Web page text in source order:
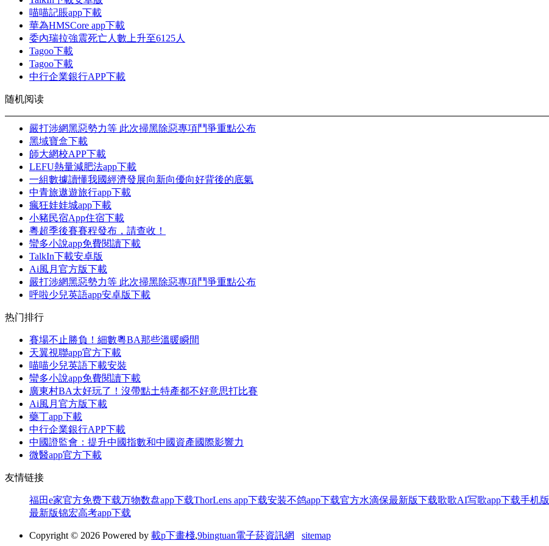
喵喵記賬app下載
華為HMSCore app下載
委內瑞拉強震死亡人數上升至6125人
Tagoo下載
Tagoo下載
中行企業銀行APP下載
随机阅读
嚴打涉網黑惡勢力等 此次掃黑除惡專項鬥爭重點公布
黑域寶盒下載
師大網校APP下載
LEFU熱量減肥法app下載
一組數據讀懂我國經濟發展向新向優向好背後的底氣
中青旅遨遊旅行app下載
瘋狂娃娃城app下載
小豬民宿App住宿下載
粵超季後賽賽程發布，請查收！
蠻多小說app免費閱讀下載
TalkIn下載安卓版
Ai風月官方版下載
嚴打涉網黑惡勢力等 此次掃黑除惡專項鬥爭重點公布
呼啦少兒英語app安卓版下載
热门排行
賽場不止勝負！細數粵BA那些溫暖瞬間
天翼視聯app官方下載
喵喵少兒英語下載安裝
蠻多小說app免費閱讀下載
廣東村BA太好玩了！沒帶點土特產都不好意思打比賽
Ai風月官方版下載
藥丁app下載
中行企業銀行APP下載
中國證監會：提升中國指數和中國資產國際影響力
微醫app官方下載
友情链接
福田e家官方免费下载万物数盘app下载ThorLens app下载安装不鸽app下载官方水滴保最新版下载歌歌AI写歌app下载手机版
最新版锦宏高考app下载
Copyright © 2026 Powered by 載p下畫棧,9bingtuan電子菸資訊網 sitemap